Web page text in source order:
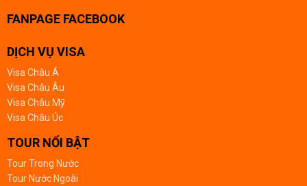
FANPAGE FACEBOOK
DỊCH VỤ VISA
Visa Châu Á
Visa Châu Âu
Visa Châu Mỹ
Visa Châu Úc
TOUR NỔI BẬT
Tour Trong Nước
Tour Nước Ngoài